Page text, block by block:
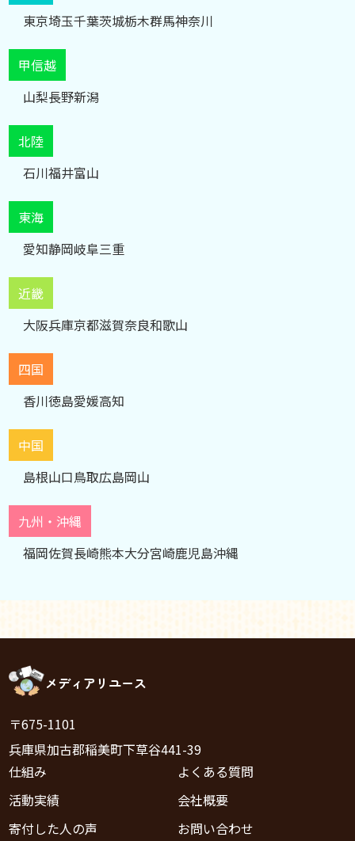
東京埼玉千葉茨城栃木群馬神奈川
甲信越
山梨長野新潟
北陸
石川福井富山
東海
愛知静岡岐阜三重
近畿
大阪兵庫京都滋賀奈良和歌山
四国
香川徳島愛媛高知
中国
島根山口鳥取広島岡山
九州・沖縄
福岡佐賀長崎熊本大分宮崎鹿児島沖縄
メディアリユース
〒675-1101
兵庫県加古郡稲美町下草谷441-39
仕組み
活動実績
寄付した人の声
よくある質問
会社概要
お問い合わせ